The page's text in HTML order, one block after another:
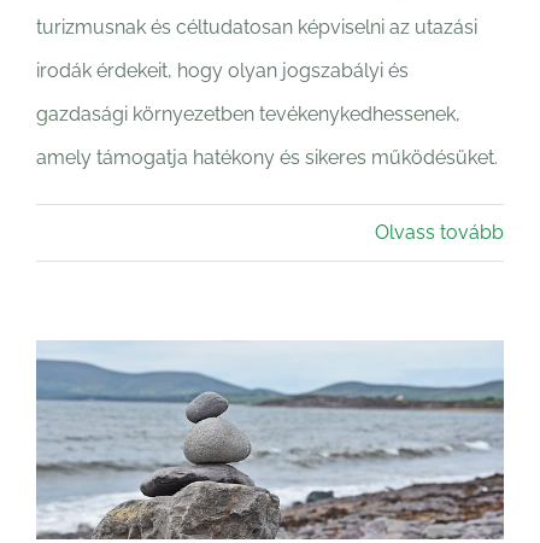
turizmusnak és céltudatosan képviselni az utazási
irodák érdekeit, hogy olyan jogszabályi és
gazdasági környezetben tevékenykedhessenek,
amely támogatja hatékony és sikeres működésüket.
Olvass tovább